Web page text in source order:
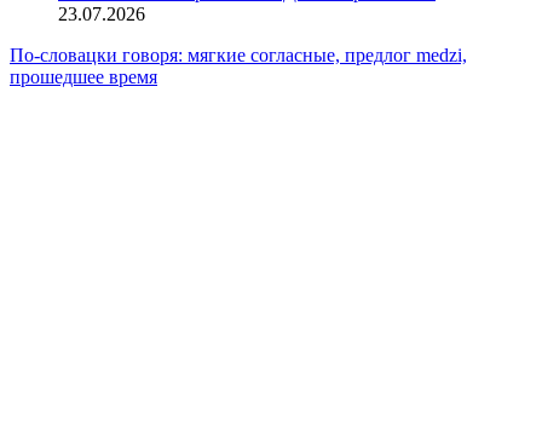
23.07.2026
По-словацки говоря: мягкие согласные, предлог medzi,
прошедшее время